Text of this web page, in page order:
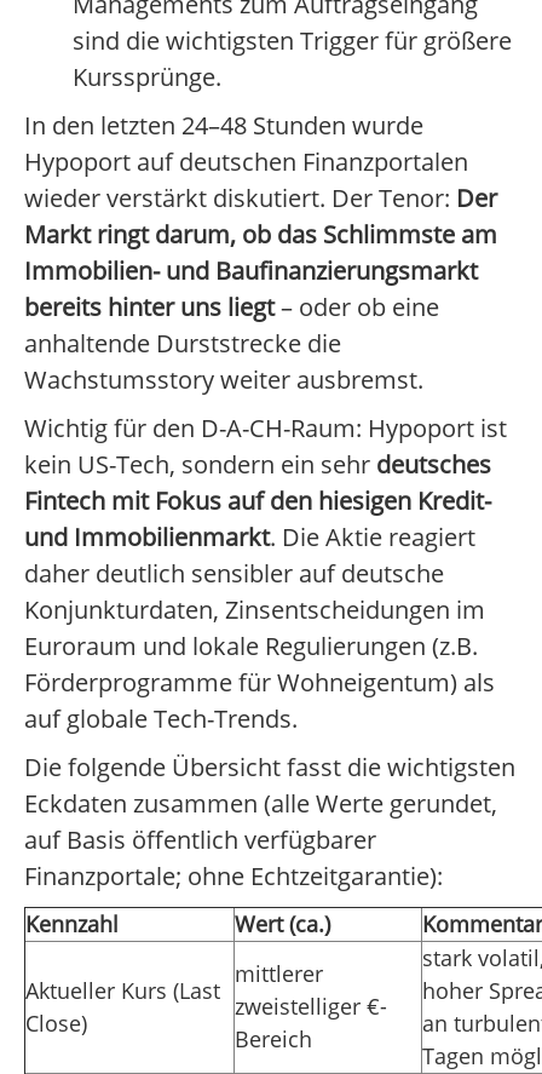
sind die wichtigsten Trigger für größere
Kurssprünge.
In den letzten 24–48 Stunden wurde
Hypoport auf deutschen Finanzportalen
wieder verstärkt diskutiert. Der Tenor: Der
Markt ringt darum, ob das Schlimmste am
Immobilien- und Baufinanzierungsmarkt
bereits hinter uns liegt– oder ob eine
anhaltende Durststrecke die
Wachstumsstory weiter ausbremst.
Wichtig für den D-A-CH-Raum: Hypoport ist
kein US-Tech, sondern ein sehr deutsches
Fintech mit Fokus auf den hiesigen Kredit-
und Immobilienmarkt. Die Aktie reagiert
daher deutlich sensibler auf deutsche
Konjunkturdaten, Zinsentscheidungen im
Euroraum und lokale Regulierungen (z.B.
Förderprogramme für Wohneigentum) als
auf globale Tech-Trends.
Die folgende Übersicht fasst die wichtigsten
Eckdaten zusammen (alle Werte gerundet,
auf Basis öffentlich verfügbarer
Finanzportale; ohne Echtzeitgarantie):
Kennzahl Wert (ca.) Kommentar
Aktueller Kurs (Last
Close)
mittlerer
zweistelliger €-
Bereich
stark
hoher
an
Tagen